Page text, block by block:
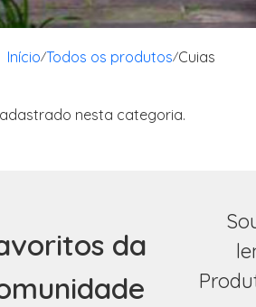
Início/Todos os produtos/Cuias
nesta categoria.
da